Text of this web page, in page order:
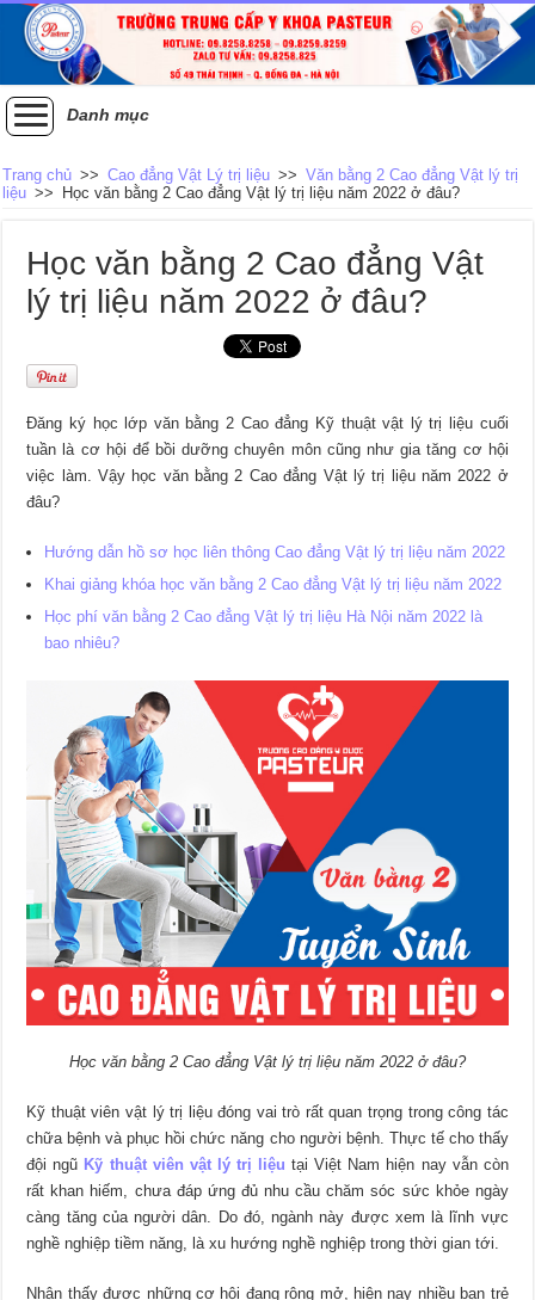
Danh mục
Trang chủ >> Cao đẳng Vật Lý trị liệu >> Văn bằng 2 Cao đẳng Vật lý trị
liệu >> Học văn bằng 2 Cao đẳng Vật lý trị liệu năm 2022 ở đâu?
Học văn bằng 2 Cao đẳng Vật
lý trị liệu năm 2022 ở đâu?
Đăng ký học lớp văn bằng 2 Cao đẳng Kỹ thuật vật lý trị liệu cuối
tuần là cơ hội để bồi dưỡng chuyên môn cũng như gia tăng cơ hội
việc làm. Vậy học văn bằng 2 Cao đẳng Vật lý trị liệu năm 2022 ở
đâu?
Hướng dẫn hồ sơ học liên thông Cao đẳng Vật lý trị liệu năm 2022
Khai giảng khóa học văn bằng 2 Cao đẳng Vật lý trị liệu năm 2022
Học phí văn bằng 2 Cao đẳng Vật lý trị liệu Hà Nội năm 2022 là
bao nhiêu?
Học văn bằng 2 Cao đẳng Vật lý trị liệu năm 2022 ở đâu?
Kỹ thuật viên vật lý trị liệu đóng vai trò rất quan trọng trong công tác
chữa bệnh và phục hồi chức năng cho người bệnh. Thực tế cho thấy
đội ngũ Kỹ thuật viên vật lý trị liệu tại Việt Nam hiện nay vẫn còn
rất khan hiếm, chưa đáp ứng đủ nhu cầu chăm sóc sức khỏe ngày
càng tăng của người dân. Do đó, ngành này được xem là lĩnh vực
nghề nghiệp tiềm năng, là xu hướng nghề nghiệp trong thời gian tới.
Nhận thấy được những cơ hội đang rộng mở, hiện nay nhiều bạn trẻ